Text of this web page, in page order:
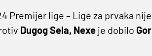
Premijer lige – Lige za prvaka
Dugog Sela, Nexe je dobilo